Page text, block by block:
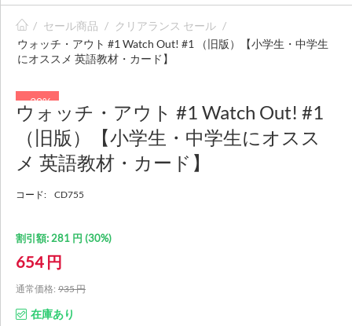
/ セール商品 / クリアランス セール /
ウォッチ・アウト #1 Watch Out! #1 （旧版）【小学生・中学生
にオススメ 英語教材・カード】
- 30%
ウォッチ・アウト #1 Watch Out! #1
（旧版）【小学生・中学生にオスス
メ 英語教材・カード】
コード: CD755
割引額: 281 円 (30%)
654 円
通常価格: 935円
在庫あり